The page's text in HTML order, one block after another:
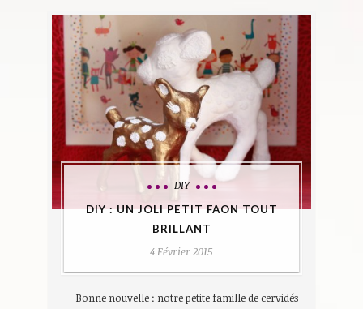
DIY
DIY : UN JOLI PETIT FAON TOUT
BRILLANT
4 Février 2015
Bonne nouvelle : notre petite famille de cervidés